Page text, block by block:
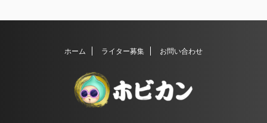
ホーム ライター募集 お問い合わせ